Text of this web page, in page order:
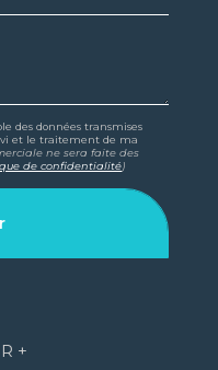
des données transmises
et le traitement de ma
ne sera faite des
de confidentialité)
+